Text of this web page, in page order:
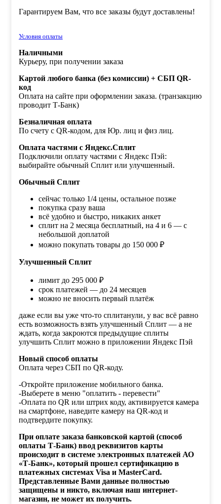
Гарантируем Вам, что все заказы будут доставлены!
Условия оплаты
Наличными
Курьеру, при получении заказа
Картой любого банка (без комиссии) + СБП QR-
код
Оплата на сайте при оформлении заказа. (транзакцию
проводит Т-Банк)
Безналичная оплата
По счету с QR-кодом, для Юр. лиц и физ лиц.
Оплата частями с Яндекс.Сплит
Подключили оплату частями с Яндекс Пэй:
выбирайте обычный Сплит или улучшенный.
Обычный Сплит
сейчас только 1/4 цены, остальное позже
покупка сразу ваша
всё удобно и быстро, никаких анкет
сплит на 2 месяца бесплатный, на 4 и 6 — с
небольшой доплатой
можно покупать товары до 150 000 ₽
Улучшенный Сплит
лимит до 295 000 ₽
срок платежей — до 24 месяцев
можно не вносить первый платёж
даже если вы уже что-то сплитанули, у вас всё равно
есть возможность взять улучшенный Сплит — а не
ждать, когда закроются предыдущие сплиты
улучшить Сплит можно в приложении Яндекс Пэй
Новый способ оплаты
Оплата через СБП по QR-коду.
-Откройте приложение мобильного банка.
-Выберете в меню "оплатить - перевести"
-Оплата по QR или штрих коду, активируется камера
на смартфоне, наведите камеру на QR-код и
подтвердите покупку.
При оплате заказа банковской картой (способ
оплаты Т-Банк) ввод реквизитов карты
происходит в системе электронных платежей АО
«Т-Банк», который прошел сертификацию в
платежных системах Visa и MasterCard.
Представленные Вами данные полностью
защищены и никто, включая наш интернет-
магазин, не может их получить.